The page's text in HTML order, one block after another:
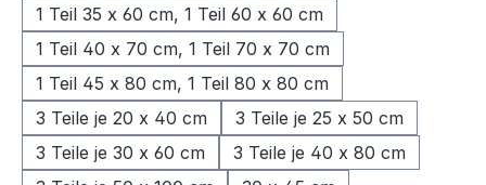
1 Teil 35 x 60 cm, 1 Teil 60 x 60 cm
1 Teil 40 x 70 cm, 1 Teil 70 x 70 cm
1 Teil 45 x 80 cm, 1 Teil 80 x 80 cm
3 Teile je 20 x 40 cm
3 Teile je 25 x 50 cm
3 Teile je 30 x 60 cm
3 Teile je 40 x 80 cm